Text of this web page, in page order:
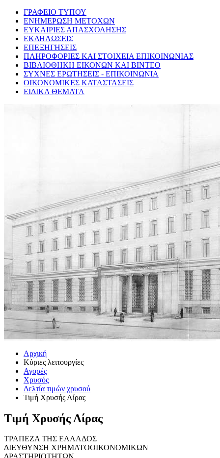
ΓΡΑΦΕΙΟ ΤΥΠΟΥ
ΕΝΗΜΕΡΩΣΗ ΜΕΤΟΧΩΝ
ΕΥΚΑΙΡΙΕΣ ΑΠΑΣΧΟΛΗΣΗΣ
ΕΚΔΗΛΩΣΕΙΣ
ΕΠΕΞΗΓΗΣΕΙΣ
ΠΛΗΡΟΦΟΡΙΕΣ ΚΑΙ ΣΤΟΙΧΕΙΑ ΕΠΙΚΟΙΝΩΝΙΑΣ
ΒΙΒΛΙΟΘΗΚΗ ΕΙΚΟΝΩΝ ΚΑΙ ΒΙΝΤΕΟ
ΣΥΧΝΕΣ ΕΡΩΤΗΣΕΙΣ - ΕΠΙΚΟΙΝΩΝΙΑ
ΟΙΚΟΝΟΜΙΚΕΣ ΚΑΤΑΣΤΑΣΕΙΣ
ΕΙΔΙΚΑ ΘΕΜΑΤΑ
Αρχική
Κύριες λειτουργίες
Αγορές
Χρυσός
Δελτία τιμών χρυσού
Τιμή Χρυσής Λίρας
Τιμή Χρυσής Λίρας
ΤΡΑΠΕΖΑ ΤΗΣ ΕΛΛΑΔΟΣ
ΔΙΕΥΘΥΝΣΗ ΧΡΗΜΑΤΟΟΙΚΟΝΟΜΙΚΩΝ